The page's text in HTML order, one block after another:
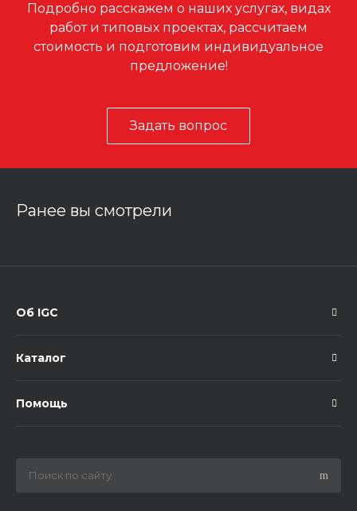
Подробно расскажем о наших услугах, видах
работ и типовых проектах, рассчитаем
стоимость и подготовим индивидуальное
предложение!
Задать вопрос
Ранее вы смотрели
Об IGC
Каталог
Помощь